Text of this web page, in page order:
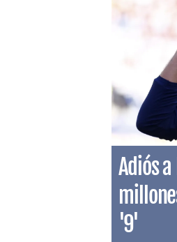
Adiós
'9'